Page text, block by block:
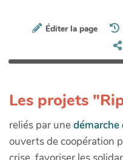
Éditer la page